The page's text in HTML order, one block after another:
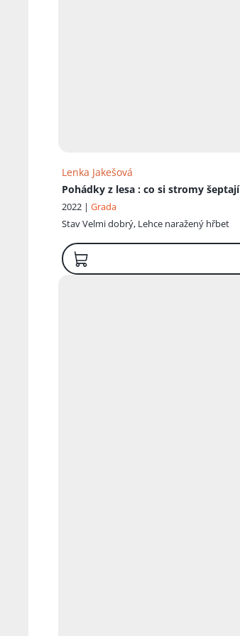
Lenka Jakešová
Pohádky z lesa : co si stromy šeptají
2022 | Grada
StavVelmi dobrý, Lehce naražený hřbet